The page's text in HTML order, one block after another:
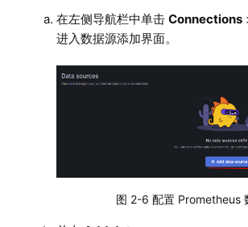
在左侧导航栏中单击 Connections
进入数据源添加界面。
图 2-6 配置 Prometheus